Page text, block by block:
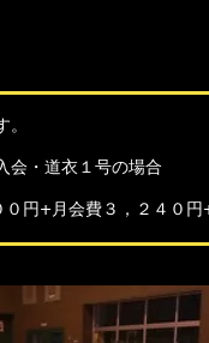
。
会・道衣１号の場合
円+月会費３，２４０